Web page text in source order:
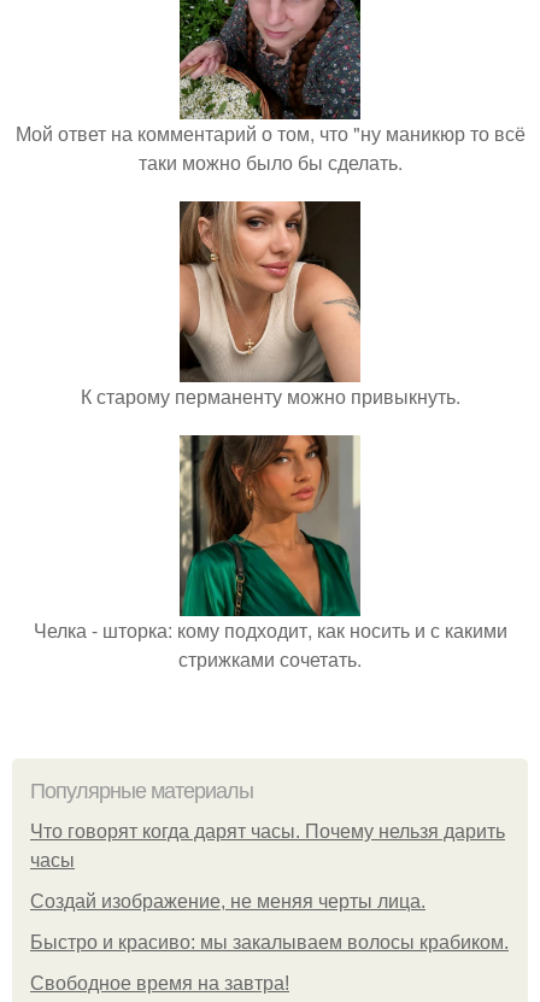
Мой ответ на комментарий о том, что "ну маникюр то всё
таки можно было бы сделать.
К старому перманенту можно привыкнуть.
Челка - шторка: кому подходит, как носить и с какими
стрижками сочетать.
Популярные материалы
Что говорят когда дарят часы. Почему нельзя дарить
часы
Создай изображение, не меняя черты лица.
Быстро и красиво: мы закалываем волосы крабиком.
Свободное время на завтра!